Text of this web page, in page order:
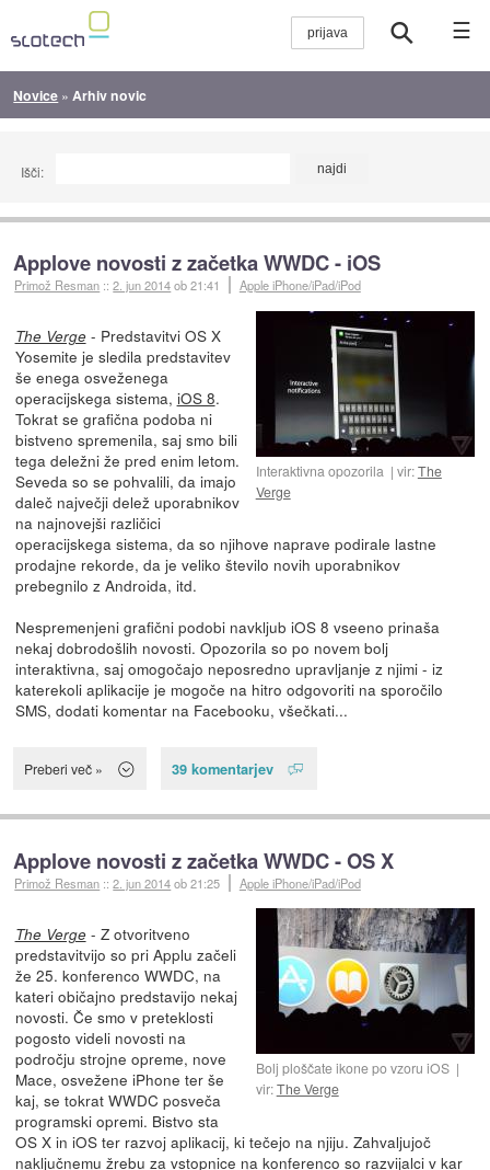
☰
Novice » Arhiv novic
Išči:
Applove novosti z začetka WWDC - iOS
Primož Resman ::2. jun 2014ob 21:41 Apple iPhone/iPad/iPod
Interaktivna opozorila vir:The
Verge
The Verge- Predstavitvi OS X
Yosemite je sledila predstavitev
še enega osveženega
operacijskega sistema, iOS 8.
Tokrat se grafična podoba ni
bistveno spremenila, saj smo bili
tega deležni že pred enim letom.
Seveda so se pohvalili, da imajo
daleč največji delež uporabnikov
na najnovejši različici
operacijskega sistema, da so njihove naprave podirale lastne
prodajne rekorde, da je veliko število novih uporabnikov
prebegnilo z Androida, itd.
Nespremenjeni grafični podobi navkljub iOS 8 vseeno prinaša
nekaj dobrodošlih novosti. Opozorila so po novem bolj
interaktivna, saj omogočajo neposredno upravljanje z njimi - iz
katerekoli aplikacije je mogoče na hitro odgovoriti na sporočilo
SMS, dodati komentar na Facebooku, všečkati...
Preberi več » 39 komentarjev
Applove novosti z začetka WWDC - OS X
Primož Resman ::2. jun 2014ob 21:25 Apple iPhone/iPad/iPod
Bolj ploščate ikone po vzoru iOS
vir:The Verge
The Verge- Z otvoritveno
predstavitvijo so pri Applu začeli
že 25. konferenco WWDC, na
kateri običajno predstavijo nekaj
novosti. Če smo v preteklosti
pogosto videli novosti na
področju strojne opreme, nove
Mace, osvežene iPhone ter še
kaj, se tokrat WWDC posveča
programski opremi. Bistvo sta
OS X in iOS ter razvoj aplikacij, ki tečejo na njiju. Zahvaljujoč
naključnemu žrebu za vstopnice na konferenco so razvijalci v kar